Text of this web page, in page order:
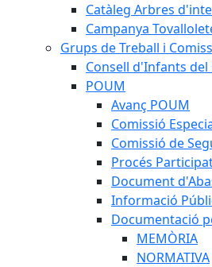
Catàleg Arbres
Campanya
Grups de Treball i
Consell d'Infants del
POUM
Avanç POUM
Comissió
Comissió de
Procés
Document
Informació
Documentació
MEMÒRIA
NORMATIVA